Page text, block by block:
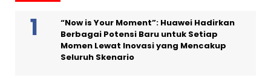
“Now is Your Moment”: Huawei Hadirkan
Berbagai Potensi Baru untuk Setiap
Momen Lewat Inovasi yang Mencakup
Seluruh Skenario